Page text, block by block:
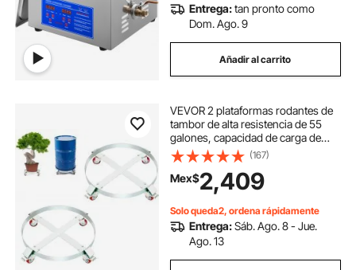
Entrega:tan pronto como
Dom. Ago. 9
Añadir al carrito
VEVOR 2 plataformas rodantes de
tambor de alta resistencia de 55
galones, capacidad de carga de
1000 libras, carro de barril, carrito
de tambor, carretilla de mano sin
vuelco con marco de acero, 4 rue
(167)
Mex$2,409
Solo queda2, ordena rápidamente
Entrega:Sáb. Ago. 8 - Jue.
Ago. 13